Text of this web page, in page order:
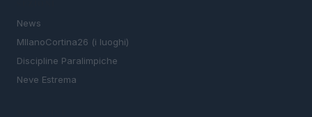
News
MIlanoCortina26 (i luoghi)
Discipline Paralimpiche
Neve Estrema